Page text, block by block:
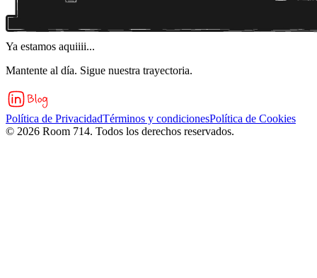
Ya estamos aquiiii...
Mantente al día. Sigue nuestra trayectoria.
Política de PrivacidadTérminos y condicionesPolítica de Cookies
© 2026 Room 714. Todos los derechos reservados.